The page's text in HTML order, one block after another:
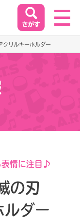
クリルキーホルダー
表情に注目♪
の刃
ルダー